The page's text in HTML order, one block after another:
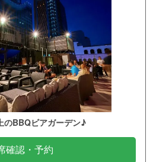
のBBQビアガーデン♪
確認・予約